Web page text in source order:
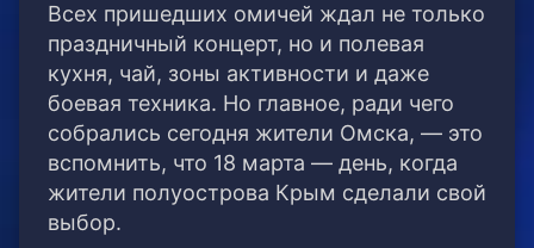
Всех пришедших омичей ждал не только
праздничный концерт, но и полевая
кухня, чай, зоны активности и даже
боевая техника. Но главное, ради чего
собрались сегодня жители Омска, — это
вспомнить, что 18 марта — день, когда
жители полуострова Крым сделали свой
выбор.